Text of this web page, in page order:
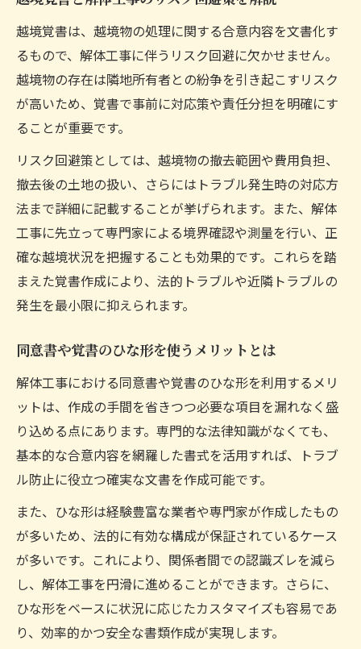
越境覚書は、越境物の処理に関する合意内容を文書化す
るもので、解体工事に伴うリスク回避に欠かせません。
越境物の存在は隣地所有者との紛争を引き起こすリスク
が高いため、覚書で事前に対応策や責任分担を明確にす
ることが重要です。
リスク回避策としては、越境物の撤去範囲や費用負担、
撤去後の土地の扱い、さらにはトラブル発生時の対応方
法まで詳細に記載することが挙げられます。また、解体
工事に先立って専門家による境界確認や測量を行い、正
確な越境状況を把握することも効果的です。これらを踏
まえた覚書作成により、法的トラブルや近隣トラブルの
発生を最小限に抑えられます。
同意書や覚書のひな形を使うメリットとは
解体工事における同意書や覚書のひな形を利用するメリ
ットは、作成の手間を省きつつ必要な項目を漏れなく盛
り込める点にあります。専門的な法律知識がなくても、
基本的な合意内容を網羅した書式を活用すれば、トラブ
ル防止に役立つ確実な文書を作成可能です。
また、ひな形は経験豊富な業者や専門家が作成したもの
が多いため、法的に有効な構成が保証されているケース
が多いです。これにより、関係者間での認識ズレを減ら
し、解体工事を円滑に進めることができます。さらに、
ひな形をベースに状況に応じたカスタマイズも容易であ
り、効率的かつ安全な書類作成が実現します。